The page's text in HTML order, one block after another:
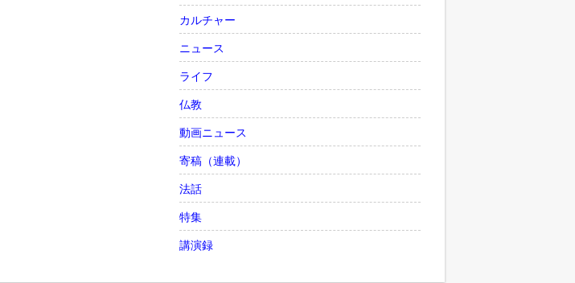
カルチャー
ニュース
ライフ
仏教
動画ニュース
寄稿（連載）
法話
特集
講演録